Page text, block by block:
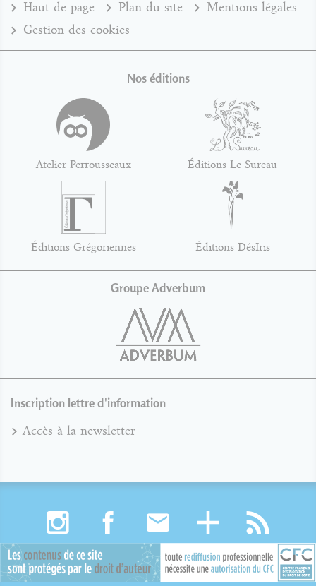
Haut de page Plan du site
Mentions légales
Gestion des cookies
Nos éditions
Atelier Perrousseaux Éditions Le Sureau
Éditions Grégoriennes Éditions DésIris
Groupe Adverbum
Inscription lettre d'information
Accès à la newsletter